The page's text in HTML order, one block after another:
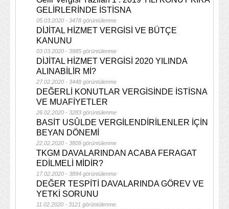
GELİRLERİNDE İSTİSNA
05.03.2020 - 3478 görüntülenme
DİJİTAL HİZMET VERGİSİ VE BÜTÇE
KANUNU
03.03.2020 - 3985 görüntülenme
DİJİTAL HİZMET VERGİSİ 2020 YILINDA
ALINABİLİR Mİ?
27.02.2020 - 3448 görüntülenme
DEĞERLİ KONUTLAR VERGİSİNDE İSTİSNA
VE MUAFİYETLER
26.02.2020 - 3283 görüntülenme
BASİT USÛLDE VERGİLENDİRİLENLER İÇİN
BEYAN DÖNEMİ
22.02.2020 - 3809 görüntülenme
TKGM DAVALARINDAN ACABA FERAGAT
EDİLMELİ MİDİR?
17.02.2020 - 3894 görüntülenme
DEĞER TESPİTİ DAVALARINDA GÖREV VE
YETKİ SORUNU
11.02.2020 - 3121 görüntülenme